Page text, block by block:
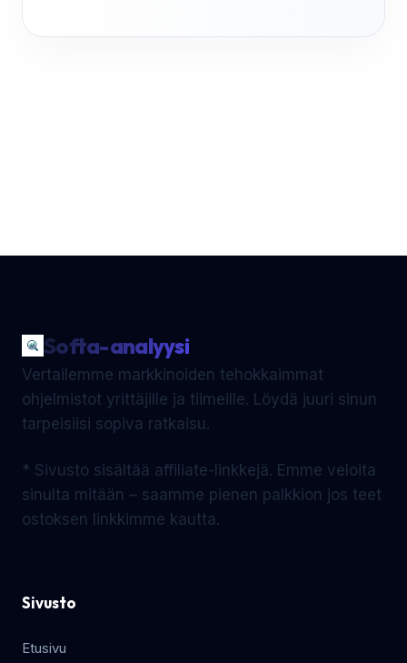
Softa-analyysi
Vertailemme markkinoiden tehokkaimmat
ohjelmistot yrittäjille ja tiimeille. Löydä juuri sinun
tarpeisiisi sopiva ratkaisu.
* Sivusto sisältää affiliate-linkkejä. Emme veloita
sinulta mitään – saamme pienen palkkion jos teet
ostoksen linkkimme kautta.
Sivusto
Etusivu